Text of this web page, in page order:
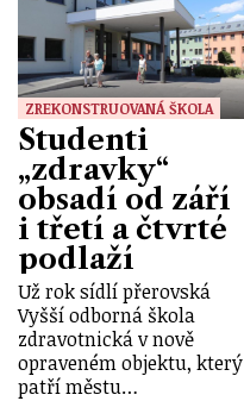
ZREKONSTRUOVANÁ ŠKOLA
Studenti
„zdravky“
obsadí od září
i třetí a čtvrté
podlaží
Už rok sídlí přerovská
Vyšší odborná škola
zdravotnická v nově
opraveném objektu, který
patří městu…